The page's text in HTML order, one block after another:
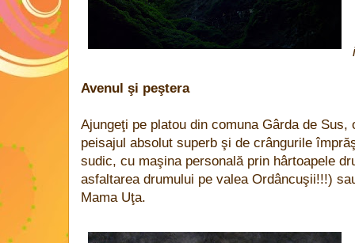
Avenul şi peştera
Ajungeţi pe platou din comuna Gârda de
peisajul absolut superb şi de crângurile
sudic, cu maşina personală prin hârtoapele
asfaltarea drumului pe valea Ordâncuşii!!!)
Mama Uţa.